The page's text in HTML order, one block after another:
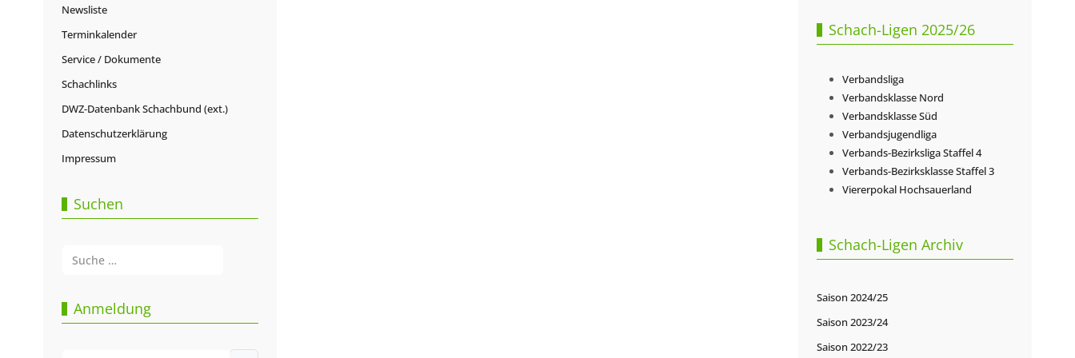
Newsliste
Terminkalender
Service / Dokumente
Schachlinks
DWZ-Datenbank Schachbund (ext.)
Datenschutzerklärung
Impressum
Suchen
Anmeldung
Schach-Ligen 2025/26
Verbandsliga
Verbandsklasse Nord
Verbandsklasse Süd
Verbandsjugendliga
Verbands-Bezirksliga Staffel 4
Verbands-Bezirksklasse Staffel 3
Viererpokal Hochsauerland
Schach-Ligen Archiv
Saison 2024/25
Saison 2023/24
Saison 2022/23